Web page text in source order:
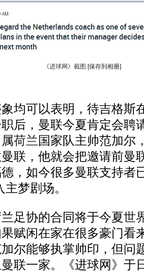
《进球网》截图 [保存到相册]
可以表明，待吉格斯
后，曼联今夏肯定会聘
荷兰国家队主帅范加尔
联，他就会把邀请前曼
，如今很多曼联支持者
梦剧场。
协的合同将于今夏世
赋闲在家在很多豪门看
尔能够执掌帅印，但问
联一家。《进球网》于